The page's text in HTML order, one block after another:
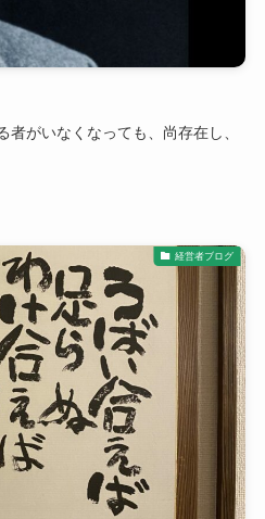
者がいなくなっても、尚存在し、
経営者ブログ